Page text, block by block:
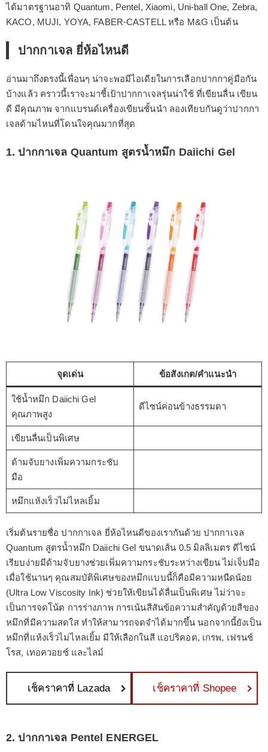
ได้มาตรฐานอาทิ Quantum, Pentel, Xiaomi, Uni-ball One, Zebra,
KACO, MUJI, YOYA, FABER-CASTELL หรือ M&G เป็นต้น
ปากกาเจล ยี่ห้อไหนดี
อ่านมาถึงตรงนี้เพื่อนๆ น่าจะพอมีไอเดียในการเลือกปากกาคู่มือกัน
บ้างแล้ว คราวนี้เราจะมาชี้เป้าปากกาเจลรุ่นน่าใช้ ที่เขียนลื่น เขียน
ดี มีคุณภาพ จากแบรนด์เครื่องเขียนชั้นนำ ลองเทียบกันดูว่าปากกา
เจลด้ามไหนที่โดนใจคุณมากที่สุด
1. ปากกาเจล Quantum สูตรน้ำหมึก Daiichi Gel
จุดเด่น ข้อสังเกต/คำแนะนำ
ใช้น้ำหมึก Daiichi Gel
คุณภาพสูง
ดีไซน์ค่อนข้างธรรมดา
เขียนลื่นเป็นพิเศษ
ด้ามจับยางเพิ่มความกระชับ
มือ
หมึกแห้งเร็วไม่ไหลเยิ้ม
เริ่มต้นรายชื่อ ปากกาเจล ยี่ห้อไหนดีของเรากันด้วย ปากกาเจล
Quantum สูตรน้ำหมึก Daiichi Gel ขนาดเส้น 0.5 มิลลิเมตร ดีไซน์
เรียบง่ายมีด้ามจับยางช่วยเพิ่มความกระชับระหว่างเขียน ไม่เจ็บมือ
เมื่อใช้นานๆ คุณสมบัติพิเศษของหมึกแบบนี้ก็คือมีความหนืดน้อย
(Ultra Low Viscosity Ink) ช่วยให้เขียนได้ลื่นเป็นพิเศษ ไม่ว่าจะ
เป็นการจดโน้ต การร่างภาพ การเน้นสีสันข้อความสำคัญด้วยสีของ
หมึกที่มีความสดใส ทำให้สามารถจดจำได้มากขึ้น นอกจากนี้ยังเป็น
หมึกที่แห้งเร็วไม่ไหลเยิ้ม มีให้เลือกในสี แอปริคอต, เกรพ, เฟรนช์
โรส, เทอควอยซ์ และไลม์
เช็คราคาที่ Lazada เช็คราคาที่ Shopee
2. ปากกาเจล Pentel ENERGEL